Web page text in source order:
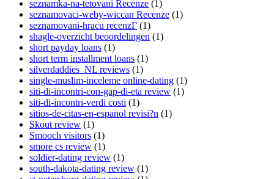
seznamka-na-tetovani Recenze (1)
seznamovaci-weby-wiccan Recenze (1)
seznamovani-hracu recenzГ­ (1)
shagle-overzicht beoordelingen (1)
short payday loans (1)
short term installment loans (1)
silverdaddies_NL reviews (1)
single-muslim-inceleme online-dating (1)
siti-di-incontri-con-gap-di-eta review (1)
siti-di-incontri-verdi costi (1)
sitios-de-citas-en-espanol revisi?n (1)
Skout review (1)
Smooch visitors (1)
smore cs review (1)
soldier-dating review (1)
south-dakota-dating review (1)